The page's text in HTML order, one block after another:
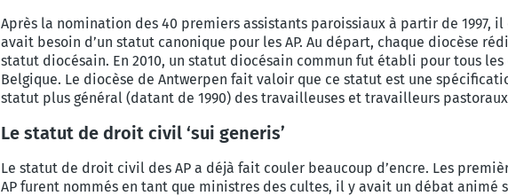
Après la nomination des 40 premiers assistants paroissiaux à partir de 1997,
avait besoin d’un statut canonique pour les AP. Au départ, chaque diocèse
statut diocésain. En 2010, un statut diocésain commun fut établi pour tous les
Belgique. Le diocèse de Antwerpen fait valoir que ce statut est une
statut plus général (datant de 1990) des travailleuses et travailleurs
Le statut de droit civil ‘sui generis’
Le statut de droit civil des AP a déjà fait couler beaucoup d’encre. Les
AP furent nommés en tant que ministres des cultes, il y avait un débat animé